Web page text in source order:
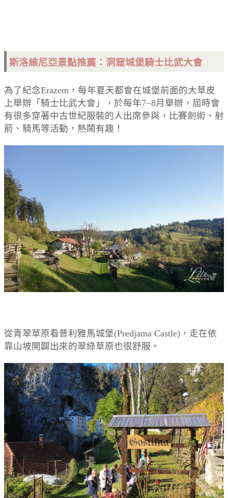
斯洛維尼亞景點推薦：洞窟城堡騎士比武大會
為了紀念Erazem ，每年夏天都會在城堡前面的大草皮
上舉辦「騎士比武大會」，於每年7~8月舉辦，屆時會
有很多穿著中古世紀服裝的人出席參與，比賽劍術、射
箭、騎馬等活動，熱鬧有趣！
從青翠草原看普利雅馬城堡(Predjama Castle)，走在依
靠山坡開闢出來的翠綠草原也很舒服。